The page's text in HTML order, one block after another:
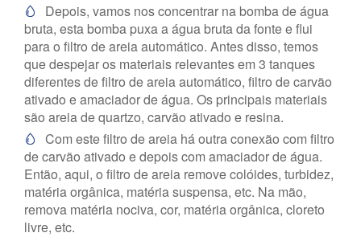

Depois, vamos nos concentrar na bomba de água
bruta, esta bomba puxa a água bruta da fonte e flui
para o filtro de areia automático. Antes disso, temos
que despejar os materiais relevantes em 3 tanques
diferentes de filtro de areia automático, filtro de carvão
ativado e amaciador de água. Os principais materiais
são areia de quartzo, carvão ativado e resina.

Com este filtro de areia há outra conexão com filtro
de carvão ativado e depois com amaciador de água.
Então, aqui, o filtro de areia remove colóides, turbidez,
matéria orgânica, matéria suspensa, etc. Na mão,
remova matéria nociva, cor, matéria orgânica, cloreto
livre, etc.